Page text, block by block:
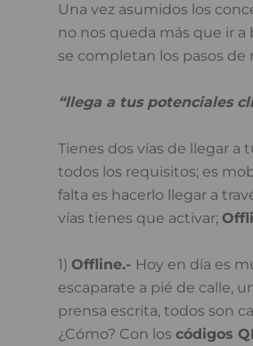
Una vez asumidos los
no nos queda más que ir a
se completan los pasos de
“llega a tus potenciales
Tienes dos vías de llegar
todos los requisitos; es
falta es hacerlo llegar a
vías tienes que activar;
1) Offline.- Hoy en día es
escaparate a pié de calle,
prensa escrita, todos son
¿Cómo? Con los códigos